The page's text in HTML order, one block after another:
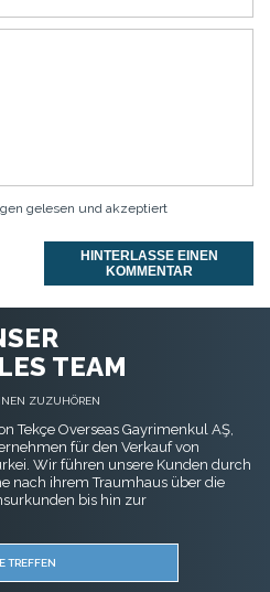
gelesen und akzeptiert
HINTERLASSE EINEN
KOMMENTAR
TEAM
ZUZUHÖREN
Tekçe Overseas Gayrimenkul AŞ,
für den Verkauf von
Wir führen unsere Kunden durch
nach ihrem Traumhaus über die
bis hin zur
TREFFEN